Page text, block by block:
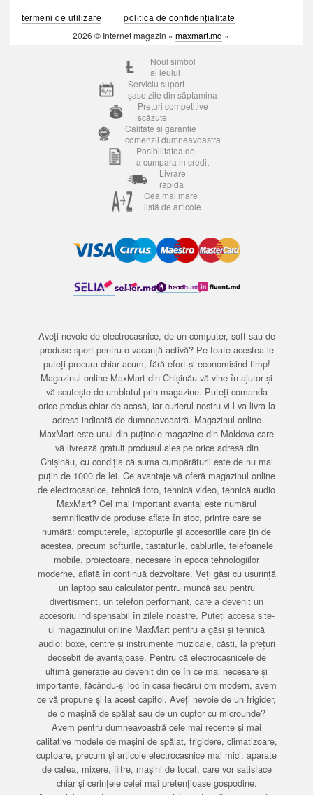
termeni de utilizare
politica de confidențialitate
2026 © Internet magazin « maxmart.md »
Noul simbol
al leului
Serviciu suport
șase zile din săptamina
Prețuri competitive
scăzute
Calitate si garantie
comenzii dumneavoastra
Posibilitatea de
a cumpara in credit
Livrare
rapida
Cea mai mare
listă de articole
Aveți nevoie de electrocasnice, de un computer, soft sau de
produse sport pentru o vacanță activă? Pe toate acestea le
puteți procura chiar acum, fără efort și economisind timp!
Magazinul online MaxMart din Chișinău vă vine în ajutor și
vă scutește de umblatul prin magazine. Puteți comanda
orice produs chiar de acasă, iar curierul nostru vi-l va livra la
adresa indicată de dumneavoastră. Magazinul online
MaxMart este unul din puținele magazine din Moldova care
vă livrează gratuit produsul ales pe orice adresă din
Chișinău, cu condiția că suma cumpărăturii este de nu mai
puțin de 1000 de lei. Ce avantaje vă oferă magazinul online
de electrocasnice, tehnică foto, tehnică video, tehnică audio
MaxMart? Cel mai important avantaj este numărul
semnificativ de produse aflate în stoc, printre care se
numără: computerele, laptopurile și accesoriile care țin de
acestea, precum softurile, tastaturile, cablurile, telefoanele
mobile, proiectoare, necesare în epoca tehnologiilor
moderne, aflată în continuă dezvoltare. Veți găsi cu ușurință
un laptop sau calculator pentru muncă sau pentru
divertisment, un telefon performant, care a devenit un
accesoriu indispensabil în zilele noastre. Puteți accesa site-
ul magazinului online MaxMart pentru a găsi și tehnică
audio: boxe, centre și instrumente muzicale, căști, la prețuri
deosebit de avantajoase. Pentru că electrocasnicele de
ultimă generație au devenit din ce în ce mai necesare și
importante, făcându-și loc în casa fiecărui om modern, avem
ce vă propune și la acest capitol. Aveți nevoie de un frigider,
de o mașină de spălat sau de un cuptor cu microunde?
Avem pentru dumneavoastră cele mai recente și mai
calitative modele de mașini de spălat, frigidere, climatizoare,
cuptoare, precum și articole electrocasnice mai mici: aparate
de cafea, mixere, filtre, mașini de tocat, care vor satisface
chiar și cerințele celei mai pretențioase gospodine.